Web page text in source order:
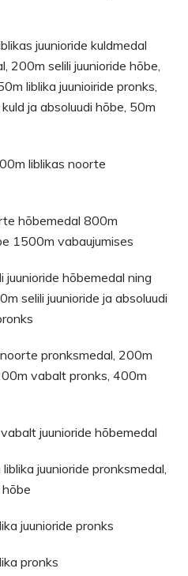
juunioride kuldmedal
200m selili juunioride hõbe,
liblika juunioiride pronks,
ja absoluudi hõbe, 50m
liblikas noorte
hõbemedal 800m
1500m vabaujumises
juunioride hõbemedal ning
selili juunioride ja absoluudi
pronksmedal, 200m
vabalt pronks, 400m
juunioride hõbemedal
juunioride pronksmedal,
juunioride pronks
pronks